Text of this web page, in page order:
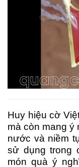
Huy hiệu cờ
mà còn mang ý
nước và niềm
sử dụng trong
món quà ý